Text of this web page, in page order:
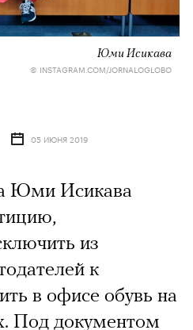
Юми Исикава
© INSTAGRAM.COM/JORNALOGLOBO
05 ИЮНЯ 2019
Юми Исикава
из
к
в офисе обувь на
Под документом